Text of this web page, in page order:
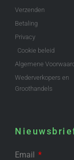
Verzenden
Betaling
Privacy
Cookie beleid
Algemene
Wederverkopers en
Groothandels
Email